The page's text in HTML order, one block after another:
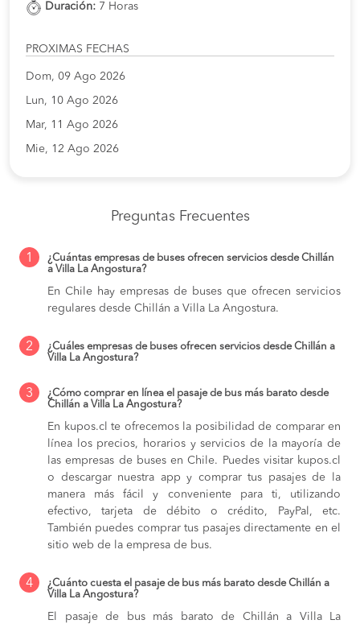
Duración: 7 Horas
PROXIMAS FECHAS
Dom, 09 Ago 2026
Lun, 10 Ago 2026
Mar, 11 Ago 2026
Mie, 12 Ago 2026
Preguntas Frecuentes
1
¿Cuántas empresas de buses ofrecen servicios desde Chillán
a Villa La Angostura?
En Chile hay empresas de buses que ofrecen servicios
regulares desde Chillán a Villa La Angostura.
2
¿Cuáles empresas de buses ofrecen servicios desde Chillán a
Villa La Angostura?
3
¿Cómo comprar en línea el pasaje de bus más barato desde
Chillán a Villa La Angostura?
En kupos.cl te ofrecemos la posibilidad de comparar en
línea los precios, horarios y servicios de la mayoría de
las empresas de buses en Chile. Puedes visitar kupos.cl
o descargar nuestra app y comprar tus pasajes de la
manera más fácil y conveniente para ti, utilizando
efectivo, tarjeta de débito o crédito, PayPal, etc.
También puedes comprar tus pasajes directamente en el
sitio web de la empresa de bus.
4
¿Cuánto cuesta el pasaje de bus más barato desde Chillán a
Villa La Angostura?
El pasaje de bus más barato de Chillán a Villa La